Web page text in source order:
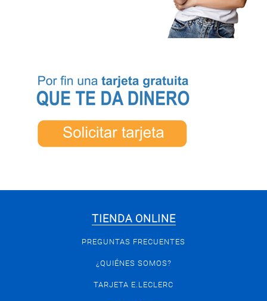
TIENDA ONLINE
PREGUNTAS FRECUENTES
¿QUIÉNES SOMOS?
TARJETA E.LECLERC